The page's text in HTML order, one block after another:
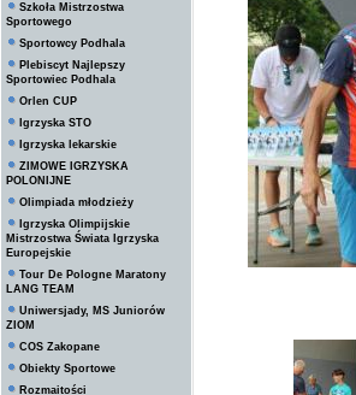
Szkoła Mistrzostwa
Sportowego
Sportowcy Podhala
Plebiscyt Najlepszy
Sportowiec Podhala
Orlen CUP
Igrzyska STO
Igrzyska lekarskie
ZIMOWE IGRZYSKA
POLONIJNE
Olimpiada młodzieży
Igrzyska Olimpijskie
Mistrzostwa Świata Igrzyska
Europejskie
Tour De Pologne Maratony
LANG TEAM
Uniwersjady, MS Juniorów
ZIOM
COS Zakopane
Obiekty Sportowe
Rozmaitości